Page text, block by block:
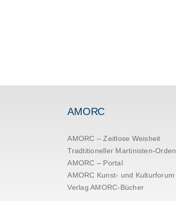
AMORC
AMORC – Zeitlose Weisheit
Tradtitioneller Martinisten-Orden
AMORC – Portal
AMORC Kunst- und Kulturforum
Verlag AMORC-Bücher